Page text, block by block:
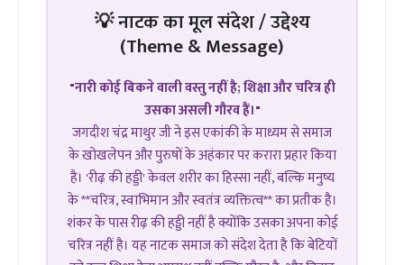
💡 नाटक का मूल संदेश / उद्देश्य
(Theme & Message)
"नारी कोई बिकने वाली वस्तु नहीं है; शिक्षा और चरित्र ही
उसका असली गौरव हैं।"
जगदीश चंद्र माथुर जी ने इस एकांकी के माध्यम से समाज
के खोखलेपन और पुरुषों के अहंकार पर करारा प्रहार किया
है। 'रीढ़ की हड्डी' केवल शरीर का हिस्सा नहीं, बल्कि मनुष्य
के **चरित्र, स्वाभिमान और स्वतंत्र व्यक्तित्व** का प्रतीक है।
शंकर के पास रीढ़ की हड्डी नहीं है क्योंकि उसका अपना कोई
चरित्र नहीं है। यह नाटक समाज को संदेश देता है कि बेटियों